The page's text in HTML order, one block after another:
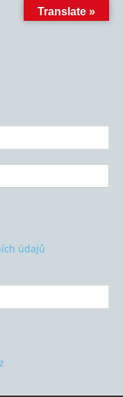
údajů
Translate »